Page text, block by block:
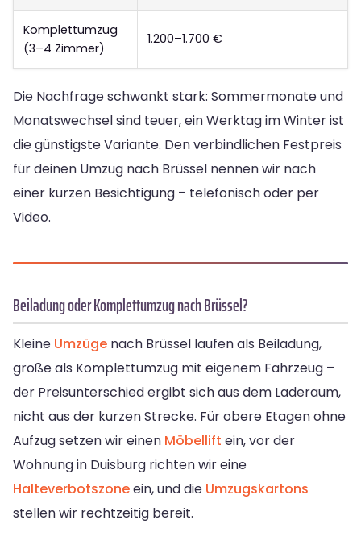
Komplettumzug
(3–4 Zimmer)
1.200–1.700 €
Die Nachfrage schwankt stark: Sommermonate und
Monatswechsel sind teuer, ein Werktag im Winter ist
die günstigste Variante. Den verbindlichen Festpreis
für deinen Umzug nach Brüssel nennen wir nach
einer kurzen Besichtigung – telefonisch oder per
Video.
Beiladung oder Komplettumzug nach Brüssel?
Kleine Umzüge nach Brüssel laufen als Beiladung,
große als Komplettumzug mit eigenem Fahrzeug –
der Preisunterschied ergibt sich aus dem Laderaum,
nicht aus der kurzen Strecke. Für obere Etagen ohne
Aufzug setzen wir einen Möbellift ein, vor der
Wohnung in Duisburg richten wir eine
Halteverbotszoneein, und die Umzugskartons
stellen wir rechtzeitig bereit.